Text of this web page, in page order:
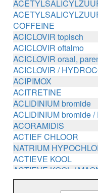
COFFEINE
ACICLOVIR topisch
ACICLOVIR oftalmo
ACICLOVIR oraal,
ACICLOVIR /
ACIPIMOX
ACITRETINE
ACLIDINIUM bromide
ACLIDINIUM bromide
ACORAMIDIS
ACTIEF CHLOOR
NATRIUM
ACTIEVE KOOL
ACTIEVE KOOL /
METHENAMINE